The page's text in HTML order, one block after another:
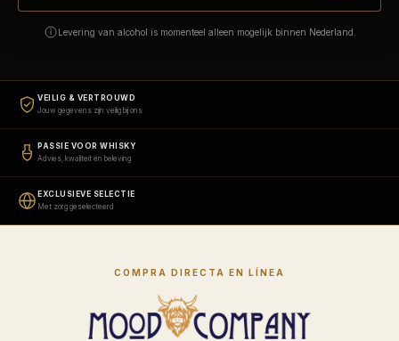
Levering van alcohol is momenteel alleen mogelijk binnen Nederland.
VEILIG & VERTROUWD
Jouw gegevens zijn veilig bij ons
PASSIE VOOR WHISKY
Advies, kwaliteit en beleving
EXCLUSIEVE SELECTIE
Met zorg geselecteerd
COMPRA DIRECTA EN LÍNEA